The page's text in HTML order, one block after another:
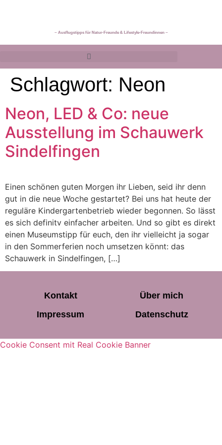
~ Ausflugstipps für Natur-Freunde & Lifestyle-Freundinnen ~
Schlagwort: Neon
Neon, LED & Co: neue
Ausstellung im Schauwerk
Sindelfingen
Einen schönen guten Morgen ihr Lieben, seid ihr denn
gut in die neue Woche gestartet? Bei uns hat heute der
reguläre Kindergartenbetrieb wieder begonnen. So lässt
es sich definitv einfacher arbeiten. Und so gibt es direkt
einen Museumstipp für euch, den ihr vielleicht ja sogar
in den Sommerferien noch umsetzen könnt: das
Schauwerk in Sindelfingen, […]
Kontakt
Über mich
Impressum
Datenschutz
Cookie Consent mit Real Cookie Banner